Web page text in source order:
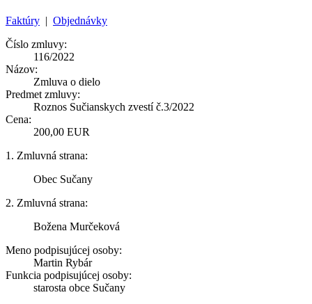
Faktúry | Objednávky
Číslo zmluvy:
116/2022
Názov:
Zmluva o dielo
Predmet zmluvy:
Roznos Sučianskych zvestí č.3/2022
Cena:
200,00 EUR
1. Zmluvná strana:
Obec Sučany
2. Zmluvná strana:
Božena Murčeková
Meno podpisujúcej osoby:
Martin Rybár
Funkcia podpisujúcej osoby:
starosta obce Sučany